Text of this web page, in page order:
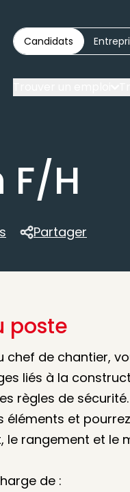
Candidats
F/H
Partager
Partager
poste
chef de chantier,
liés à la
règles de
éléments et
le rangement et le
de :